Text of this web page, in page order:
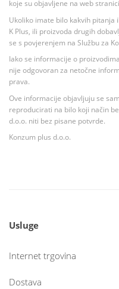
koje su objavljene na web
Ukoliko imate bilo kakvih pitanja
K Plus, ili proizvoda drugih
se s povjerenjem na Službu za
Iako se informacije o
nije odgovoran za netočne
prava.
Ove informacije objavljuju se
reproducirati na bilo koji način
d.o.o. niti bez pisane potvrde.
Konzum plus d.o.o.
Usluge
Internet trgovina
Dostava